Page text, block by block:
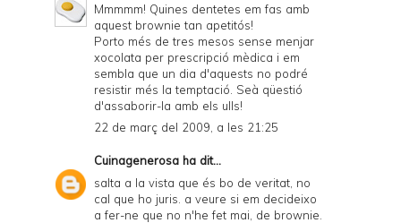
Mmmmm! Quines dentetes em fas amb
aquest brownie tan apetitós!
Porto més de tres mesos sense menjar
xocolata per prescripció mèdica i em
sembla que un dia d'aquests no podré
resistir més la temptació. Seà qüestió
d'assaborir-la amb els ulls!
22 de març del 2009, a les 21:25
Cuinagenerosa ha dit...
salta a la vista que és bo de veritat, no
cal que ho juris. a veure si em decideixo
a fer-ne que no n'he fet mai, de brownie.